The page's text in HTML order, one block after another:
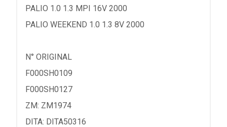
PALIO 1.0 1.3 MPI 16V 2000
PALIO WEEKEND 1.0 1.3 8V 2000
N° ORIGINAL
F000SH0109
F000SH0127
ZM: ZM1974
DITA: DITA50316